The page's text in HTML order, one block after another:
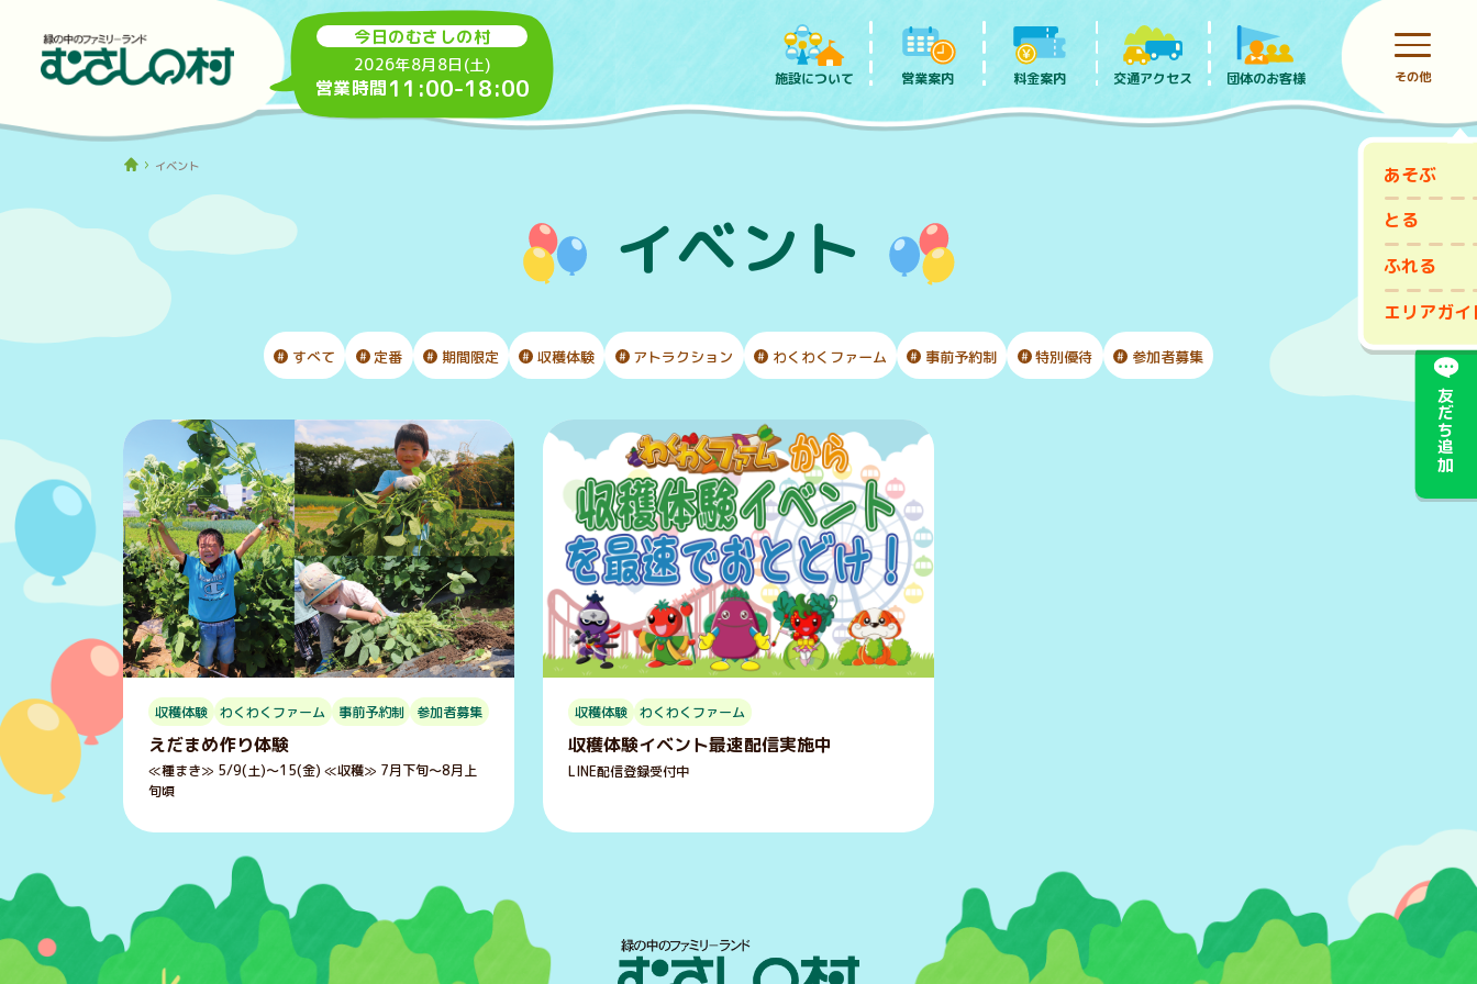
今日のむさしの村
2026年8月8日(土)
営業時間11:00-18:00 施設について
あそぶ
とる
ふれる
エリアガイ
営業案内 料金案内 交通アクセス 団体のお客様 その他
前売りチケット
友だち追加
イベント
イベント
すべて 定番 期間限定 収穫体験 アトラクション わくわくファーム 事前予約制 特別優待 参加者募集
えだまめ作り体験
≪種まき≫ 5/9(土)～15(金) ≪収穫≫ 7月下旬～8月上
旬頃
収穫体験 わくわくファーム 事前予約制 参加者募集
収穫体験イベント最速配信実施中
LINE配信登録受付中
収穫体験 わくわくファーム